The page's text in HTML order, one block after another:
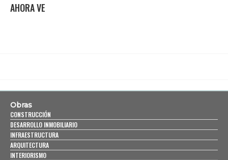
AHORA VE
Obras
CONSTRUCCIÓN
DESARROLLO INMOBILIARIO
INFRAESTRUCTURA
ARQUITECTURA
INTERIORISMO